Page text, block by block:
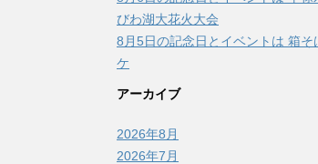
びわ湖大花火大会
8月5日の記念日とイベントは 箱そ
ケ
アーカイブ
2026年8月
2026年7月